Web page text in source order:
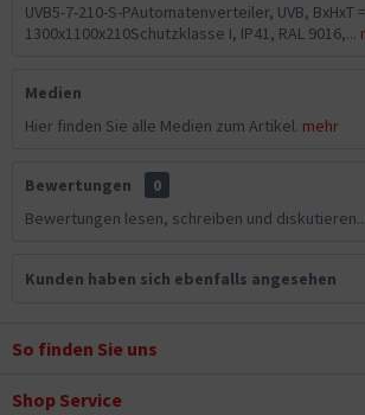
UVB5-7-210-S-PAutomatenverteiler, UVB, BxHxT =
1300x1100x210Schutzklasse I, IP41, RAL 9016,...
Medien
Hier finden Sie alle Medien zum Artikel. mehr
Bewertungen
0
Bewertungen lesen, schreiben und diskutieren...
Kunden haben sich ebenfalls angesehen
So finden Sie uns
Shop Service